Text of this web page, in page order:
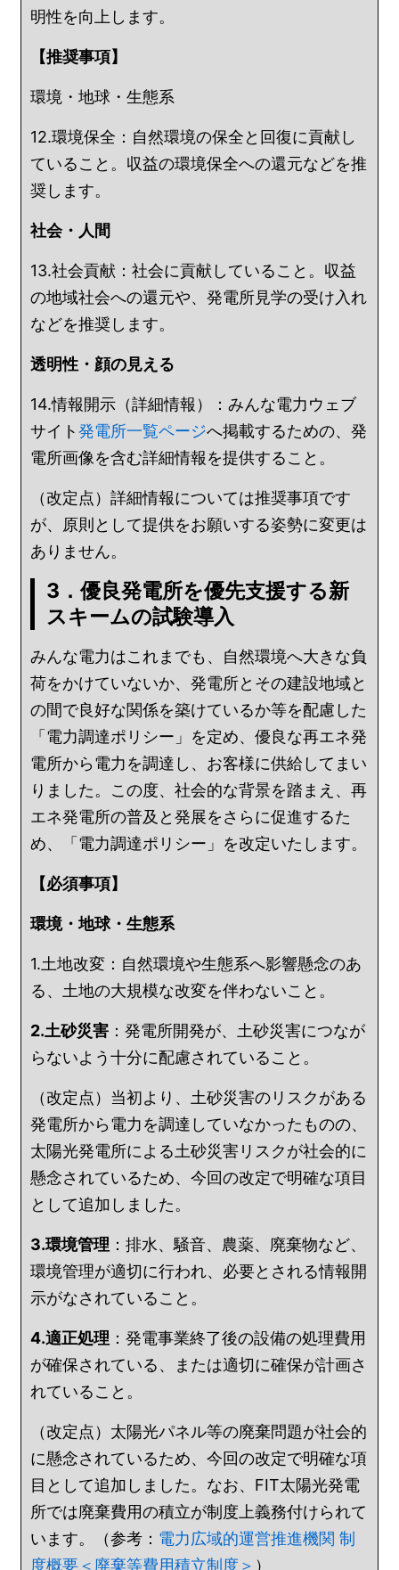
明性を向上します。
【推奨事項】
環境・地球・生態系
12.環境保全：自然環境の保全と回復に貢献し
ていること。収益の環境保全への還元などを推
奨します。
社会・人間
13.社会貢献：社会に貢献していること。収益
の地域社会への還元や、発電所見学の受け入れ
などを推奨します。
透明性・顔の見える
14.情報開示（詳細情報）：みんな電力ウェブ
サイト発電所一覧ページへ掲載するための、発
電所画像を含む詳細情報を提供すること。
（改定点）詳細情報については推奨事項です
が、原則として提供をお願いする姿勢に変更は
ありません。
3．優良発電所を優先支援する新
スキームの試験導入
みんな電力はこれまでも、自然環境へ大きな負
荷をかけていないか、発電所とその建設地域と
の間で良好な関係を築けているか等を配慮した
「電力調達ポリシー」を定め、優良な再エネ発
電所から電力を調達し、お客様に供給してまい
りました。この度、社会的な背景を踏まえ、再
エネ発電所の普及と発展をさらに促進するた
め、「電力調達ポリシー」を改定いたします。
【必須事項】
環境・地球・生態系
1.土地改変：自然環境や生態系へ影響懸念のあ
る、土地の大規模な改変を伴わないこと。
2.土砂災害 ：発電所開発が、土砂災害につなが
らないよう十分に配慮されていること。
（改定点）当初より、土砂災害のリスクがある
発電所から電力を調達していなかったものの、
太陽光発電所による土砂災害リスクが社会的に
懸念されているため、今回の改定で明確な項目
として追加しました。
3.環境管理 ：排水、騒音、農薬、廃棄物など、
環境管理が適切に行われ、必要とされる情報開
示がなされていること。
4.適正処理 ：発電事業終了後の設備の処理費用
が確保されている、または適切に確保が計画さ
れていること。
（改定点）太陽光パネル等の廃棄問題が社会的
に懸念されているため、今回の改定で明確な項
目として追加しました。なお、FIT太陽光発電
所では廃棄費用の積立が制度上義務付けられて
います。（参考： 電力広域的運営推進機関 制
度概要＜廃棄等費用積立制度＞ ）